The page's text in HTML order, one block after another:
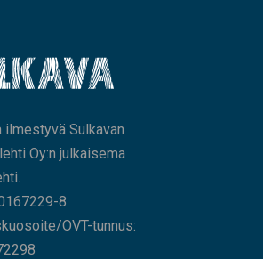
ilmestyvä Sulkavan
Oy:n julkaisema
8
OVT-tunnus: